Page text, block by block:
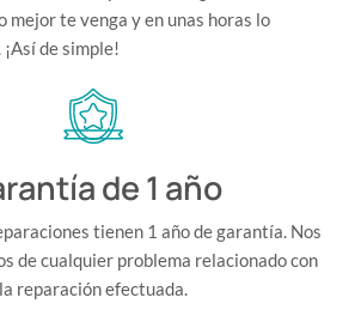
mejor te venga y en unas horas lo
de simple!
de 1 año
tienen 1 año de garantía. Nos
de cualquier problema relacionado con
la reparación efectuada.